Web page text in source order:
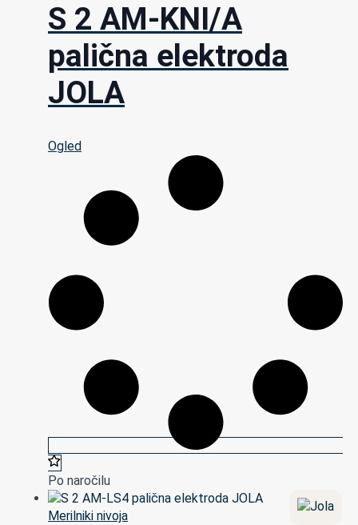
S 2 AM-KNI/A
palična elektroda
JOLA
Ogled
Po naročilu
Merilniki nivoja